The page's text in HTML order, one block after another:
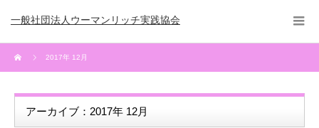
一般社団法人ウーマンリッチ実践協会
2017年 12月
アーカイブ：2017年 12月